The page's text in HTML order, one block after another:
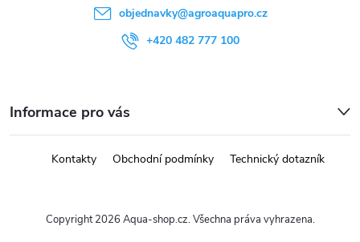
objednavky@agroaquapro.cz
+420 482 777 100
Informace pro vás
Kontakty Obchodní podmínky Technický dotazník
Copyright 2026 Aqua-shop.cz. Všechna práva vyhrazena.